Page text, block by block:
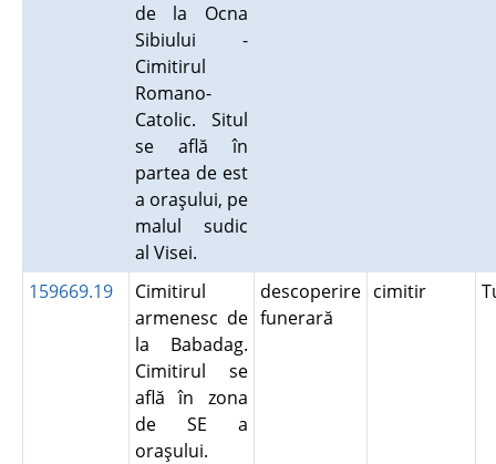
de la Ocna
Sibiului -
Cimitirul
Romano-
Catolic. Situl
se află în
partea de est
a oraşului, pe
malul sudic
al Visei.
159669.19
Cimitirul
armenesc de
la Babadag.
Cimitirul se
află în zona
de SE a
oraşului.
descoperire
funerară
cimitir